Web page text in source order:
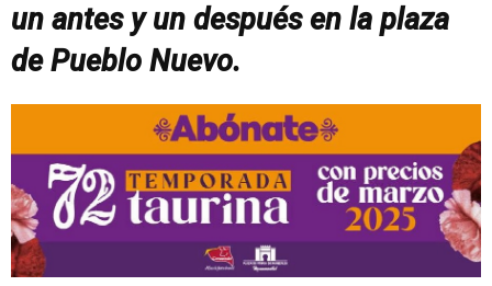
un antes y un después en la plaza
de Pueblo Nuevo.